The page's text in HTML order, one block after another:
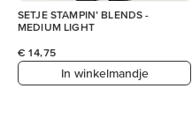
SETJE STAMPIN’ BLENDS -
MEDIUM LIGHT
€ 14,75
In winkelmandje